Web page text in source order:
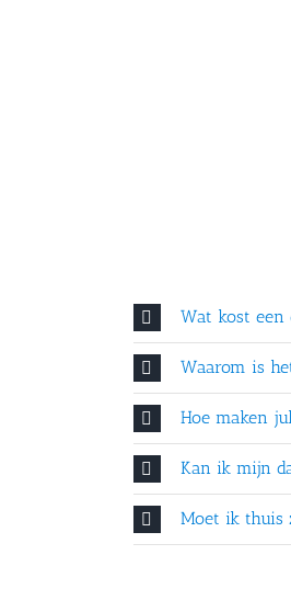
Wat kost een
Waarom is
Hoe maken
Kan ik mijn
Moet ik thuis